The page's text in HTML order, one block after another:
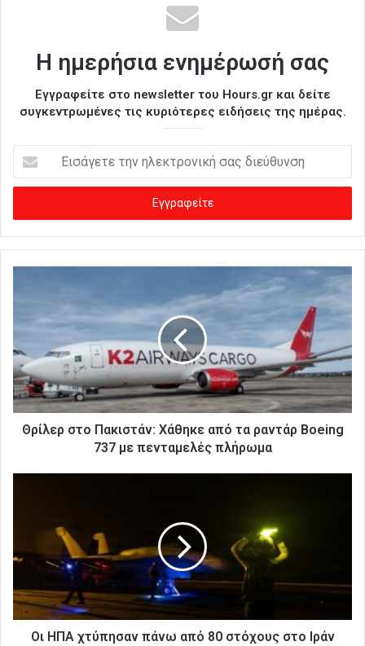
Η ημερήσια ενημέρωσή σας
Εγγραφείτε στο newsletter του Hours.gr και δείτε
συγκεντρωμένες τις κυριότερες ειδήσεις της ημέρας.
σ
γ
ε
ν
λ
ε
κ
τ
ς
ι
Θρίλερ στο Πακιστάν: Χάθηκε από τα ραντάρ Boeing
737 με πενταμελές πλήρωμα
Οι ΗΠΑ χτύπησαν πάνω από 80 στόχους στο Ιράν